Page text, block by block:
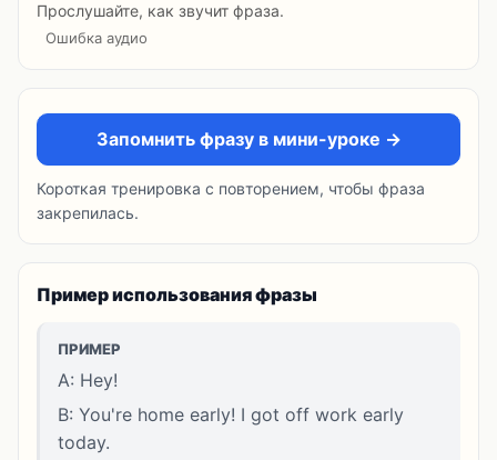
Прослушайте, как звучит фраза.
Ошибка аудио
Запомнить фразу в мини-уроке →
Короткая тренировка с повторением, чтобы фраза
закрепилась.
Пример использования фразы
ПРИМЕР
A: Hey!
B: You're home early! I got off work early
today.